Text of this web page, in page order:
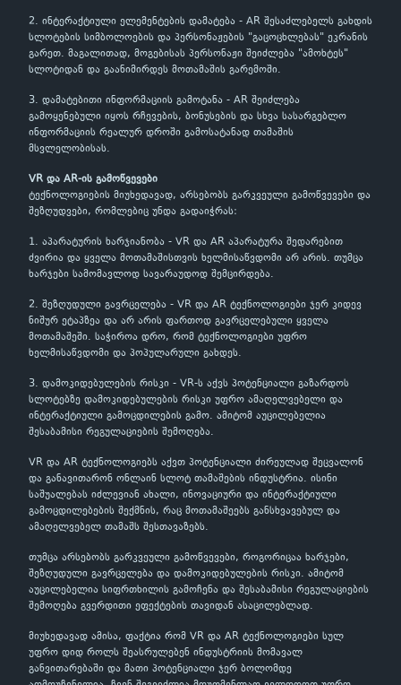
2. ინტერაქტიული ელემენტების დამატება - AR შესაძლებელს გახდის
სლოტების სიმბოლოების და პერსონაჟების "გაცოცხლებას" ეკრანის
გარეთ. მაგალითად, მოგებისას პერსონაჟი შეიძლება "ამოხტეს"
სლოტიდან და გაანიმირდეს მოთამაშის გარემოში.
3. დამატებითი ინფორმაციის გამოტანა - AR შეიძლება
გამოყენებული იყოს რჩევების, ბონუსების და სხვა სასარგებლო
ინფორმაციის რეალურ დროში გამოსატანად თამაშის
მსვლელობისას.
VR და AR-ის გამოწვევები
ტექნოლოგიების მიუხედავად, არსებობს გარკვეული გამოწვევები და
შეზღუდვები, რომლებიც უნდა გადაიჭრას:
1. აპარატურის ხარჯიანობა - VR და AR აპარატურა შედარებით
ძვირია და ყველა მოთამაშისთვის ხელმისაწვდომი არ არის. თუმცა
ხარჯები სამომავლოდ სავარაუდოდ შემცირდება.
2. შეზღუდული გავრცელება - VR და AR ტექნოლოგიები ჯერ კიდევ
ნიშურ ეტაპზეა და არ არის ფართოდ გავრცელებული ყველა
მოთამაშეში. საჭიროა დრო, რომ ტექნოლოგიები უფრო
ხელმისაწვდომი და პოპულარული გახდეს.
3. დამოკიდებულების რისკი - VR-ს აქვს პოტენციალი გაზარდოს
სლოტებზე დამოკიდებულების რისკი უფრო ამაღელვებელი და
ინტერაქტიული გამოცდილების გამო. ამიტომ აუცილებელია
შესაბამისი რეგულაციების შემოღება.
VR და AR ტექნოლოგიებს აქვთ პოტენციალი ძირეულად შეცვალონ
და განავითარონ ონლაინ სლოტ თამაშების ინდუსტრია. ისინი
საშუალებას იძლევიან ახალი, ინოვაციური და ინტერაქტიული
გამოცდილებების შექმნის, რაც მოთამაშეებს განსხვავებულ და
ამაღელვებელ თამაშს შესთავაზებს.
თუმცა არსებობს გარკვეული გამოწვევები, როგორიცაა ხარჯები,
შეზღუდული გავრცელება და დამოკიდებულების რისკი. ამიტომ
აუცილებელია სიფრთხილის გამოჩენა და შესაბამისი რეგულაციების
შემოღება გვერდითი ეფექტების თავიდან ასაცილებლად.
მიუხედავად ამისა, ფაქტია რომ VR და AR ტექნოლოგიები სულ
უფრო დიდ როლს შეასრულებენ ინდუსტრიის მომავალ
განვითარებაში და მათი პოტენციალი ჯერ ბოლომდე